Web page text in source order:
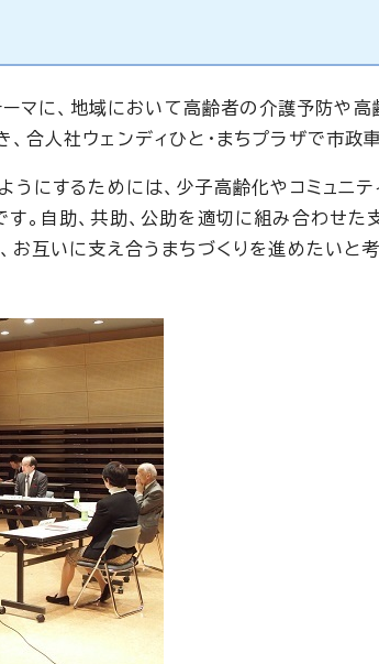
テーマに、地域において高齢者の介護予防
合人社ウェンディひと・まちプラザで市政
うにするためには、少子高齢化やコミュニ
。自助、共助、公助を適切に組み合わせた支
お互いに支え合うまちづくりを進めたいと